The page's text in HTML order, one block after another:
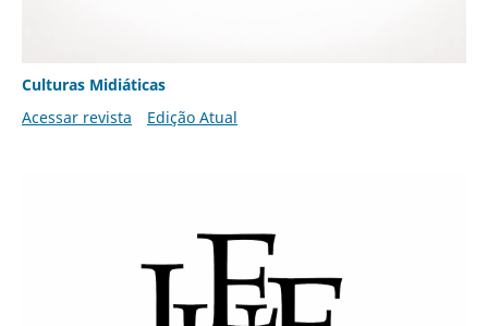
Culturas Midiáticas
Acessar revista
Edição Atual